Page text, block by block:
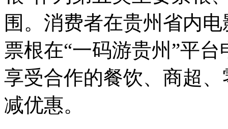
围。消费者在贵州省内
票根在“一码游贵州”平
享受合作的餐饮、商超
减优惠。